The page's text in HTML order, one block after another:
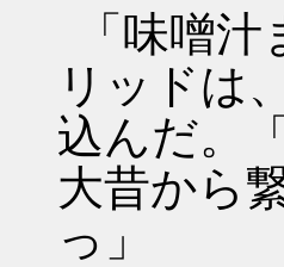
「味噌
リッドは
込んだ。
大昔から
っ」